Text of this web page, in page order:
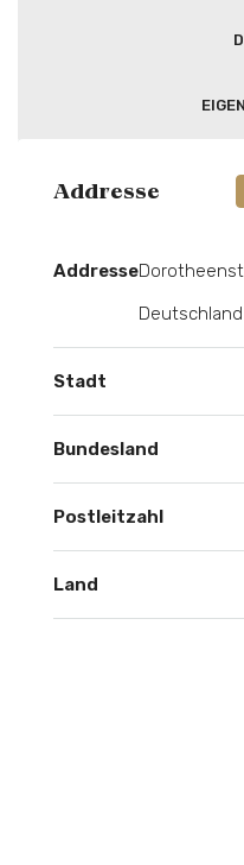
Addresse
Addresse
Deutschland
Stadt
Bundesland
Postleitzahl
Land